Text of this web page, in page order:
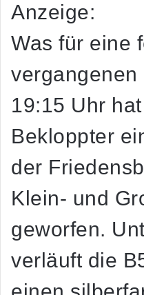
Anzeige:
Was für eine
vergangenen
19:15 Uhr
Bekloppter
der
Klein- und
geworfen.
verläuft die